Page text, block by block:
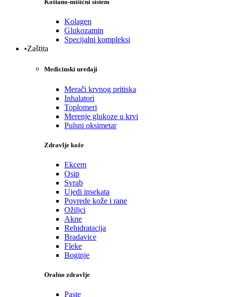
Koštano-mišićni sistem
Kolagen
Glukozamin
Specijalni kompleksi
•Zaštita
Medicinski uređaji
Merači krvnog pritiska
Inhalatori
Toplomeri
Merenje glukoze u krvi
Pulsni oksimetar
Zdravlje kože
Ekcem
Osip
Svrab
Ujedi insekata
Povrede kože i rane
Ožiljci
Akne
Rehidratacija
Bradavice
Fleke
Boginje
Oralno zdravlje
Paste